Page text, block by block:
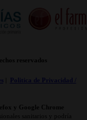
reservados
|
Politica de Privacidad /
y Google Chrome
sanitarios y podría